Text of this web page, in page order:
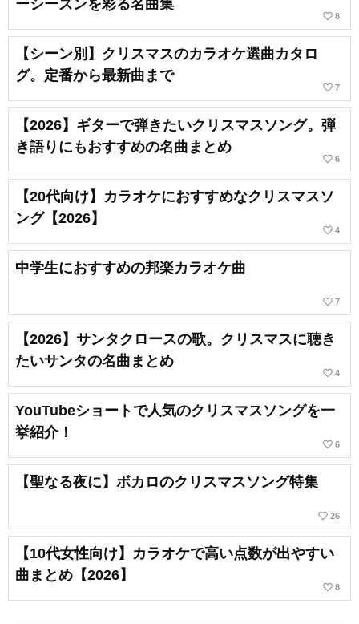
ーシーズンを彩る名曲集
favorite_border 8
【シーン別】クリスマスのカラオケ選曲カタロ
グ。定番から最新曲まで
favorite_border 7
【2026】ギターで弾きたいクリスマスソング。弾
き語りにもおすすめの名曲まとめ
favorite_border 6
【20代向け】カラオケにおすすめなクリスマスソ
ング【2026】
favorite_border 4
中学生におすすめの邦楽カラオケ曲
favorite_border 7
【2026】サンタクロースの歌。クリスマスに聴き
たいサンタの名曲まとめ
favorite_border 4
YouTubeショートで人気のクリスマスソングを一
挙紹介！
favorite_border 6
【聖なる夜に】ボカロのクリスマスソング特集
favorite_border 26
【10代女性向け】カラオケで高い点数が出やすい
曲まとめ【2026】
favorite_border 8